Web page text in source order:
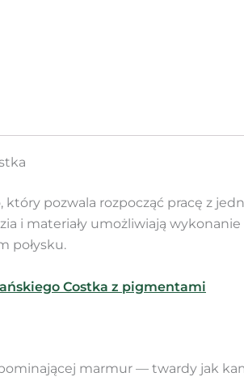
pozwala rozpocząć pracę z
i materiały umożliwiają
połysku.
Costka z pigmentami
marmur — twardy jak